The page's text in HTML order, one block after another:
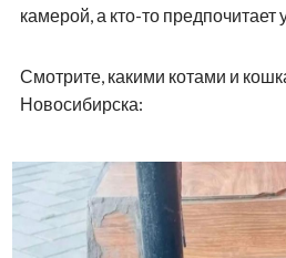
камерой, а кто-то
Смотрите, какими котами и
Новосибирска: